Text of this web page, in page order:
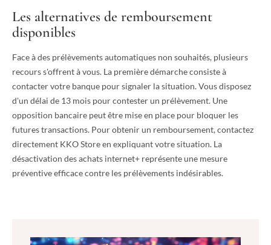
Les alternatives de remboursement
disponibles
Face à des prélèvements automatiques non souhaités, plusieurs
recours s'offrent à vous. La première démarche consiste à
contacter votre banque pour signaler la situation. Vous disposez
d'un délai de 13 mois pour contester un prélèvement. Une
opposition bancaire peut être mise en place pour bloquer les
futures transactions. Pour obtenir un remboursement, contactez
directement KKO Store en expliquant votre situation. La
désactivation des achats internet+ représente une mesure
préventive efficace contre les prélèvements indésirables.